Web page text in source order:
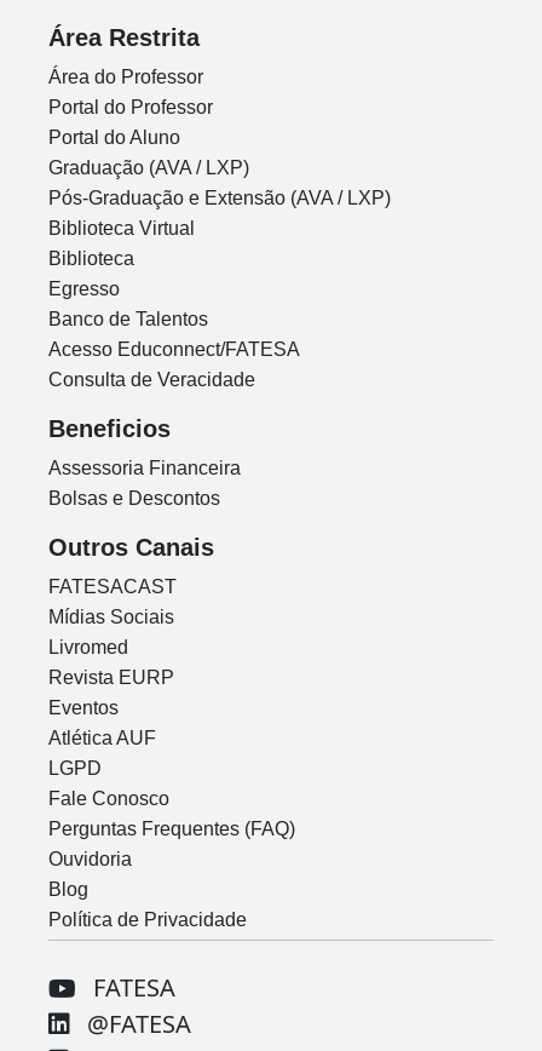
Área Restrita
Área do Professor
Portal do Professor
Portal do Aluno
Graduação (AVA / LXP)
Pós-Graduação e Extensão (AVA / LXP)
Biblioteca Virtual
Biblioteca
Egresso
Banco de Talentos
Acesso Educonnect/FATESA
Consulta de Veracidade
Beneficios
Assessoria Financeira
Bolsas e Descontos
Outros Canais
FATESACAST
Mídias Sociais
Livromed
Revista EURP
Eventos
Atlética AUF
LGPD
Fale Conosco
Perguntas Frequentes (FAQ)
Ouvidoria
Blog
Política de Privacidade
FATESA
@FATESA